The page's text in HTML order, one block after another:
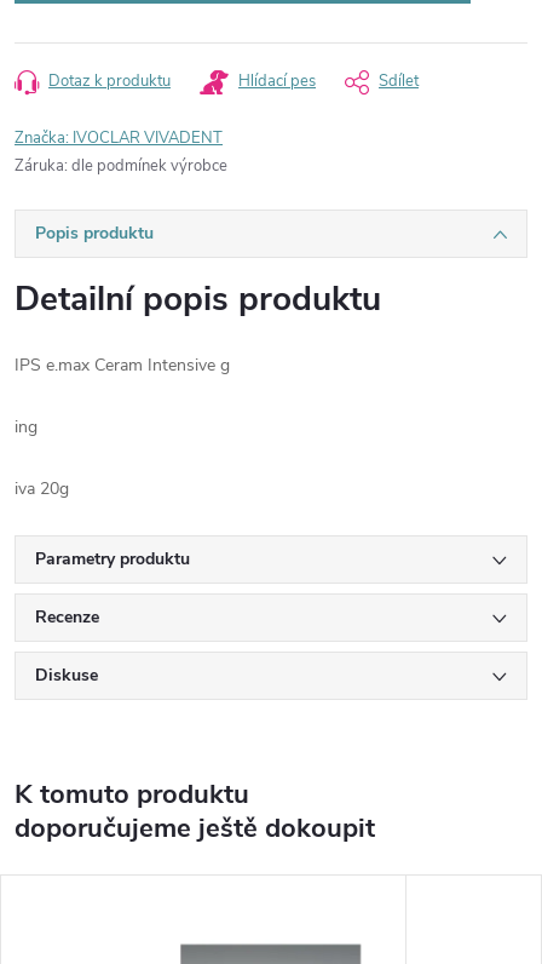
Dotaz k produktu Hlídací pes Sdílet
Značka: IVOCLAR VIVADENT
Záruka: dle podmínek výrobce
Popis produktu
Detailní popis produktu
IPS e.max Ceram Intensive g
ing
iva 20g
Parametry produktu
Recenze
Diskuse
K tomuto produktu
doporučujeme ještě dokoupit